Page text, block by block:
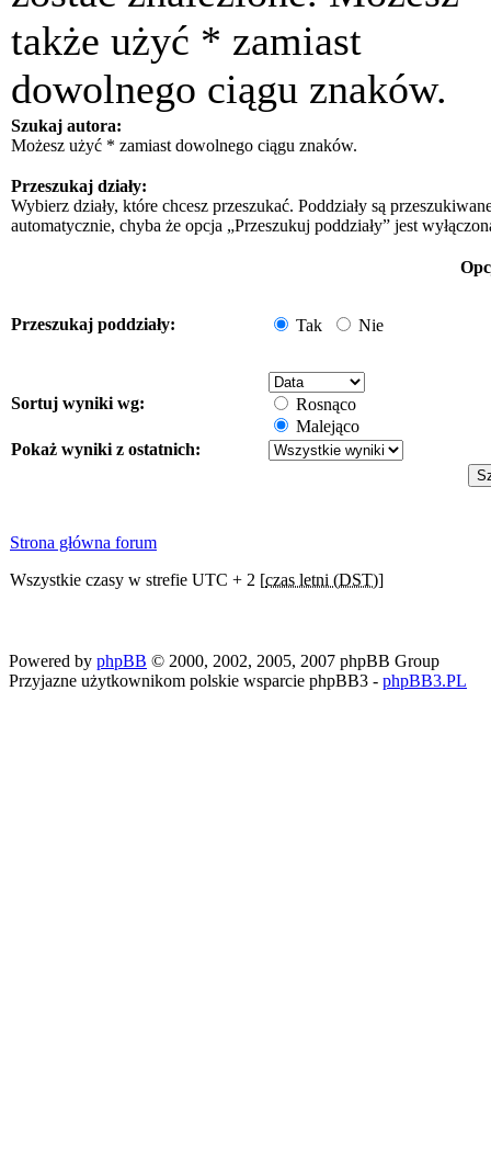
także użyć * zamiast
dowolnego ciągu znaków.
Szukaj autora:
Możesz użyć * zamiast dowolnego ciągu znaków.
Przeszukaj działy:
Wybierz działy, które chcesz przeszukać. Poddziały są
automatycznie, chyba że opcja „Przeszukuj poddziały” jest
Przeszukaj poddziały: Tak Nie
Sortuj wyniki wg:
Rosnąco
Malejąco
Pokaż wyniki z ostatnich:
Strona główna forum
Wszystkie czasy w strefie UTC + 2 [czas letni (DST)]
Powered by phpBB © 2000, 2002, 2005, 2007 phpBB Group
Przyjazne użytkownikom polskie wsparcie phpBB3 - phpBB3.PL